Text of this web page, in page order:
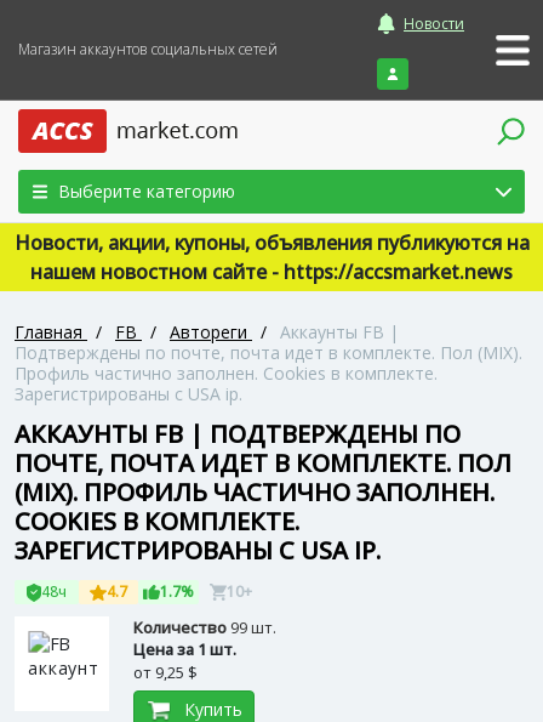
Магазин аккаунтов социальных сетей
Новости
Войти
Выберите категорию
Новости, акции, купоны, объявления публикуются на
нашем новостном сайте - https://accsmarket.news
Главная / FB / Автореги / Аккаунты FB |
Подтверждены по почте, почта идет в комплекте. Пол (MIX).
Профиль частично заполнен. Cookies в комплекте.
Зарегистрированы с USA ip.
АККАУНТЫ FB | ПОДТВЕРЖДЕНЫ ПО
ПОЧТЕ, ПОЧТА ИДЕТ В КОМПЛЕКТЕ. ПОЛ
(MIX). ПРОФИЛЬ ЧАСТИЧНО ЗАПОЛНЕН.
COOKIES В КОМПЛЕКТЕ.
ЗАРЕГИСТРИРОВАНЫ С USA IP.
48ч 4.7 1.7% 10+
Количество 99 шт.
Цена за 1 шт.
от 9,25 $
Купить